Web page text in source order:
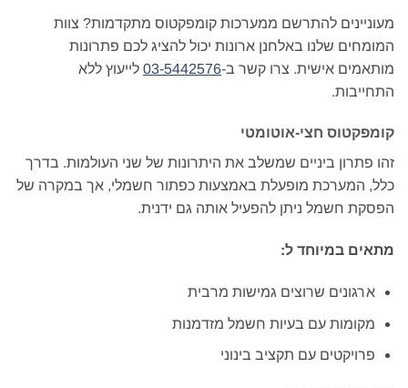
מעוניינים להתרשם ממערכות קומפקטוס מתקדמות? צוות
המומחים שלנו באלחנן ארונות יכול להציג לכם פתרונות
מותאמים אישית. צרו קשר ב-03-5442576 לייעוץ ללא
התחייבות.
קומפקטוס חצי-אוטומטי
זהו פתרון ביניים שמשלב את היתרונות של שני העולמות. בדרך
כלל, המערכת מופעלת באמצעות כפתור חשמלי, אך במקרה של
הפסקת חשמל ניתן להפעיל אותה גם ידנית.
מתאים במיוחד ל:
ארגונים שרוצים גמישות מרבית
מקומות עם בעיות חשמל מזדמנות
פרויקטים עם תקציב בינוני